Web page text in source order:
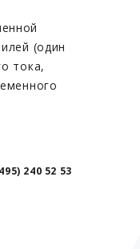
(один
тока,
240 52 53